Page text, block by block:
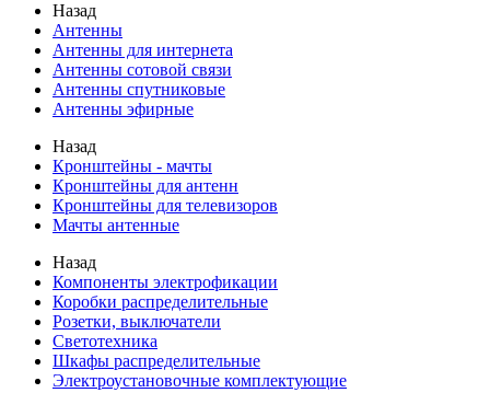
Назад
Антенны
Антенны для интернета
Антенны сотовой связи
Антенны спутниковые
Антенны эфирные
Назад
Кронштейны - мачты
Кронштейны для антенн
Кронштейны для телевизоров
Мачты антенные
Назад
Компоненты электрофикации
Коробки распределительные
Розетки, выключатели
Светотехника
Шкафы распределительные
Электроустановочные комплектующие